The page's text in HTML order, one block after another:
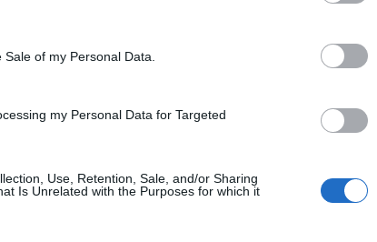
of my Personal Data.
my Personal Data for Targeted
Use, Retention, Sale, and/or Sharing
Is Unrelated with the Purposes for which it
vuole giocare A gennaio